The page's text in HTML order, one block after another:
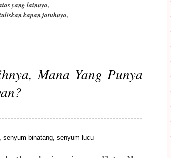
yang lainnya,
kapan jatuhnya,
Mana Yang Punya
, senyum binatang, senyum lucu